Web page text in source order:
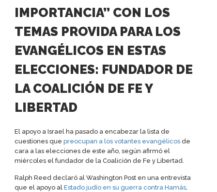
IMPORTANCIA” CON LOS
TEMAS PROVIDA PARA LOS
EVANGÉLICOS EN ESTAS
ELECCIONES: FUNDADOR DE
LA COALICIÓN DE FE Y
LIBERTAD
El apoyo a Israel ha pasado a encabezar la lista de
cuestiones que preocupan a los votantes evangélicos de
cara a las elecciones de este año, según afirmó el
miércoles el fundador de la Coalición de Fe y Libertad.
Ralph Reed declaró al Washington Post en una entrevista
que el apoyo al Estado judío en su guerra contra Hamás,